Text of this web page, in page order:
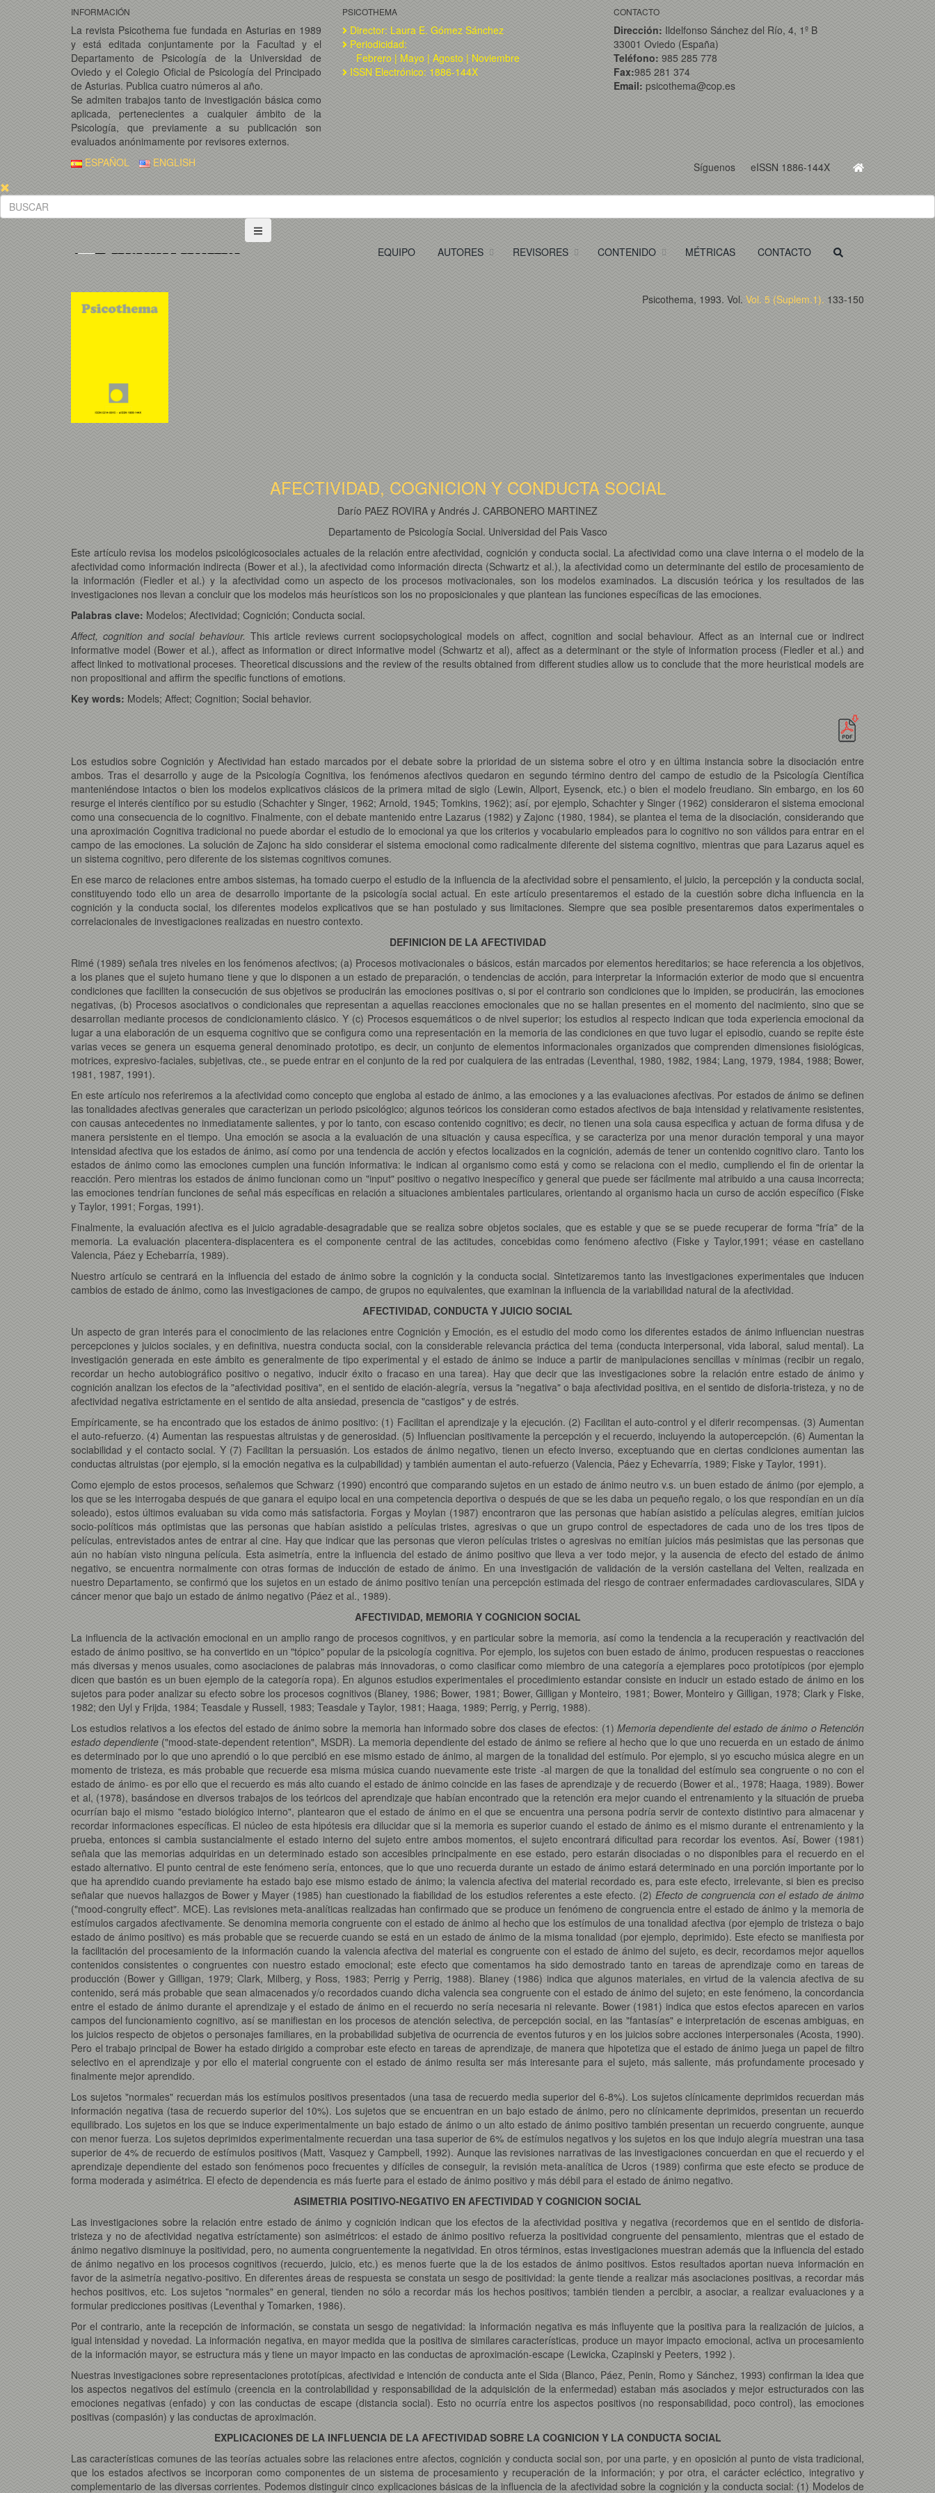
INFORMACIÓN
La revista Psicothema fue fundada en Asturias en 1989
y está editada conjuntamente por la Facultad y el
Departamento de Psicología de la Universidad de
Oviedo y el Colegio Oficial de Psicología del Principado
de Asturias. Publica cuatro números al año.
Se admiten trabajos tanto de investigación básica como
aplicada, pertenecientes a cualquier ámbito de la
Psicología, que previamente a su publicación son
evaluados anónimamente por revisores externos.
PSICOTHEMA
Director: Laura E. Gómez Sánchez
Periodicidad:
Febrero | Mayo | Agosto | Noviembre
ISSN Electrónico: 1886-144X
CONTACTO
Dirección: Ildelfonso Sánchez del Río, 4, 1º B
33001 Oviedo (España)
Teléfono: 985 285 778
Fax:985 281 374
Email: psicothema@cop.es
Síguenos eISSN 1886-144X
ESPAÑOL ENGLISH
EQUIPO AUTORES REVISORES CONTENIDO MÉTRICAS CONTACTO
Psicothema, 1993. Vol. Vol. 5 (Suplem.1). 133-150
AFECTIVIDAD, COGNICION Y CONDUCTA SOCIAL
Darío PAEZ ROVIRA y Andrés J. CARBONERO MARTINEZ
Departamento de Psicología Social. Universidad del Pais Vasco
Este artículo revisa los modelos psicológicosociales actuales de la relación entre afectividad, cognición y conducta social. La afectividad como una clave interna o el modelo de la
afectividad como información indirecta (Bower et al.), la afectividad como información directa (Schwartz et al.), la afectividad como un determinante del estilo de procesamiento de
la información (Fiedler et al.) y la afectividad como un aspecto de los procesos motivacionales, son los modelos examinados. La discusión teórica y los resultados de las
investigaciones nos llevan a concluir que los modelos más heurísticos son los no proposicionales y que plantean las funciones específicas de las emociones.
Palabras clave: Modelos; Afectividad; Cognición; Conducta social.
Affect, cognition and social behaviour. This article reviews current sociopsychological models on affect, cognition and social behaviour. Affect as an internal cue or indirect
informative model (Bower et al.), affect as information or direct informative model (Schwartz et al), affect as a determinant or the style of information process (Fiedler et al.) and
affect linked to motivational proceses. Theoretical discussions and the review of the results obtained from different studies allow us to conclude that the more heuristical models are
non propositional and affirm the specific functions of emotions.
Key words: Models; Affect; Cognition; Social behavior.
Los estudios sobre Cognición y Afectividad han estado marcados por el debate sobre la prioridad de un sistema sobre el otro y en última instancia sobre la disociación entre
ambos. Tras el desarrollo y auge de la Psicología Cognitiva, los fenómenos afectivos quedaron en segundo término dentro del campo de estudio de la Psicología Científica
manteniéndose intactos o bien los modelos explicativos clásicos de la primera mitad de siglo (Lewin, Allport, Eysenck, etc.) o bien el modelo freudiano. Sin embargo, en los 60
resurge el interés científico por su estudio (Schachter y Singer, 1962; Arnold, 1945; Tomkins, 1962); así, por ejemplo, Schachter y Singer (1962) consideraron el sistema emocional
como una consecuencia de lo cognitivo. Finalmente, con el debate mantenido entre Lazarus (1982) y Zajonc (1980, 1984), se plantea el tema de la disociación, considerando que
una aproximación Cognitiva tradicional no puede abordar el estudio de lo emocional ya que los criterios y vocabulario empleados para lo cognitivo no son válidos para entrar en el
campo de las emociones. La solución de Zajonc ha sido considerar el sistema emocional como radicalmente diferente del sistema cognitivo, mientras que para Lazarus aquel es
un sistema cognitivo, pero diferente de los sistemas cognitivos comunes.
En ese marco de relaciones entre ambos sistemas, ha tomado cuerpo el estudio de la influencia de la afectividad sobre el pensamiento, el juicio, la percepción y la conducta social,
constituyendo todo ello un area de desarrollo importante de la psicología social actual. En este artículo presentaremos el estado de la cuestión sobre dicha influencia en la
cognición y la conducta social, los diferentes modelos explicativos que se han postulado y sus limitaciones. Siempre que sea posible presentaremos datos experimentales o
correlacionales de investigaciones realizadas en nuestro contexto.
DEFINICION DE LA AFECTIVIDAD
Rimé (1989) señala tres niveles en los fenómenos afectivos; (a) Procesos motivacionales o básicos, están marcados por elementos hereditarios; se hace referencia a los objetivos,
a los planes que el sujeto humano tiene y que lo disponen a un estado de preparación, o tendencias de acción, para interpretar la información exterior de modo que si encuentra
condiciones que faciliten la consecución de sus objetivos se producirán las emociones positivas o, si por el contrario son condiciones que lo impiden, se producirán, las emociones
negativas, (b) Procesos asociativos o condicionales que representan a aquellas reacciones emocionales que no se hallan presentes en el momento del nacimiento, sino que se
desarrollan mediante procesos de condicionamiento clásico. Y (c) Procesos esquemáticos o de nivel superior; los estudios al respecto indican que toda experiencia emocional da
lugar a una elaboración de un esquema cognitivo que se configura como una representación en la memoria de las condiciones en que tuvo lugar el episodio, cuando se repite éste
varias veces se genera un esquema general denominado prototipo, es decir, un conjunto de elementos informacionales organizados que comprenden dimensiones fisiológicas,
motrices, expresivo-faciales, subjetivas, cte., se puede entrar en el conjunto de la red por cualquiera de las entradas (Leventhal, 1980, 1982, 1984; Lang, 1979, 1984, 1988; Bower,
1981, 1987, 1991).
En este artículo nos referiremos a la afectividad como concepto que engloba al estado de ánimo, a las emociones y a las evaluaciones afectivas. Por estados de ánimo se definen
las tonalidades afectivas generales que caracterizan un periodo psicológico; algunos teóricos los consideran como estados afectivos de baja intensidad y relativamente resistentes,
con causas antecedentes no inmediatamente salientes, y por lo tanto, con escaso contenido cognitivo; es decir, no tienen una sola causa especifica y actuan de forma difusa y de
manera persistente en el tiempo. Una emoción se asocia a la evaluación de una situación y causa específica, y se caracteriza por una menor duración temporal y una mayor
intensidad afectiva que los estados de ánimo, así como por una tendencia de acción y efectos localizados en la cognición, además de tener un contenido cognitivo claro. Tanto los
estados de ánimo como las emociones cumplen una función informativa: le indican al organismo como está y como se relaciona con el medio, cumpliendo el fin de orientar la
reacción. Pero mientras los estados de ánimo funcionan como un "input" positivo o negativo inespecífico y general que puede ser fácilmente mal atribuido a una causa incorrecta;
las emociones tendrían funciones de señal más específicas en relación a situaciones ambientales particulares, orientando al organismo hacia un curso de acción específico (Fiske
y Taylor, 1991; Forgas, 1991).
Finalmente, la evaluación afectiva es el juicio agradable-desagradable que se realiza sobre objetos sociales, que es estable y que se se puede recuperar de forma "fría" de la
memoria. La evaluación placentera-displacentera es el componente central de las actitudes, concebidas como fenómeno afectivo (Fiske y Taylor,1991; véase en castellano
Valencia, Páez y Echebarría, 1989).
Nuestro artículo se centrará en la influencia del estado de ánimo sobre la cognición y la conducta social. Sintetizaremos tanto las investigaciones experimentales que inducen
cambios de estado de ánimo, como las investigaciones de campo, de grupos no equivalentes, que examinan la influencia de la variabilidad natural de la afectividad.
AFECTIVIDAD, CONDUCTA Y JUICIO SOCIAL
Un aspecto de gran interés para el conocimiento de las relaciones entre Cognición y Emoción, es el estudio del modo como los diferentes estados de ánimo influencian nuestras
percepciones y juicios sociales, y en definitiva, nuestra conducta social, con la considerable relevancia práctica del tema (conducta interpersonal, vida laboral, salud mental). La
investigación generada en este ámbito es generalmente de tipo experimental y el estado de ánimo se induce a partir de manipulaciones sencillas v mínimas (recibir un regalo,
recordar un hecho autobiográfico positivo o negativo, inducir éxito o fracaso en una tarea). Hay que decir que las investigaciones sobre la relación entre estado de ánimo y
cognición analizan los efectos de la "afectividad positiva", en el sentido de elación-alegría, versus la "negativa" o baja afectividad positiva, en el sentido de disforia-tristeza, y no de
afectividad negativa estrictamente en el sentido de alta ansiedad, presencia de "castigos" y de estrés.
Empíricamente, se ha encontrado que los estados de ánimo positivo: (1) Facilitan el aprendizaje y la ejecución. (2) Facilitan el auto-control y el diferir recompensas. (3) Aumentan
el auto-refuerzo. (4) Aumentan las respuestas altruistas y de generosidad. (5) Influencian positivamente la percepción y el recuerdo, incluyendo la autopercepción. (6) Aumentan la
sociabilidad y el contacto social. Y (7) Facilitan la persuasión. Los estados de ánimo negativo, tienen un efecto inverso, exceptuando que en ciertas condiciones aumentan las
conductas altruistas (por ejemplo, si la emoción negativa es la culpabilidad) y también aumentan el auto-refuerzo (Valencia, Páez y Echevarría, 1989; Fiske y Taylor, 1991).
Como ejemplo de estos procesos, señalemos que Schwarz (1990) encontró que comparando sujetos en un estado de ánimo neutro v.s. un buen estado de ánimo (por ejemplo, a
los que se les interrogaba después de que ganara el equipo local en una competencia deportiva o después de que se les daba un pequeño regalo, o los que respondían en un día
soleado), estos últimos evaluaban su vida como más satisfactoria. Forgas y Moylan (1987) encontraron que las personas que habían asistido a películas alegres, emitían juicios
socio-políticos más optimistas que las personas que habían asistido a películas tristes, agresivas o que un grupo control de espectadores de cada uno de los tres tipos de
películas, entrevistados antes de entrar al cine. Hay que indicar que las personas que vieron películas tristes o agresivas no emitían juicios más pesimistas que las personas que
aún no habían visto ninguna película. Esta asimetría, entre la influencia del estado de ánimo positivo que lleva a ver todo mejor, y la ausencia de efecto del estado de ánimo
negativo, se encuentra normalmente con otras formas de inducción de estado de ánimo. En una investigación de validación de la versión castellana del Velten, realizada en
nuestro Departamento, se confirmó que los sujetos en un estado de ánimo positivo tenían una percepción estimada del riesgo de contraer enfermadades cardiovasculares, SIDA y
cáncer menor que bajo un estado de ánimo negativo (Páez et al., 1989).
AFECTIVIDAD, MEMORIA Y COGNICION SOCIAL
La influencia de la activación emocional en un amplio rango de procesos cognitivos, y en particular sobre la memoria, así como la tendencia a la recuperación y reactivación del
estado de ánimo positivo, se ha convertido en un "tópico" popular de la psicología cognitiva. Por ejemplo, los sujetos con buen estado de ánimo, producen respuestas o reacciones
más diversas y menos usuales, como asociaciones de palabras más innovadoras, o como clasificar como miembro de una categoría a ejemplares poco prototípicos (por ejemplo
dicen que bastón es un buen ejemplo de la categoría ropa). En algunos estudios experimentales el procedimiento estandar consiste en inducir un estado estado de ánimo en los
sujetos para poder analizar su efecto sobre los procesos cognitivos (Blaney, 1986; Bower, 1981; Bower, Gilligan y Monteiro, 1981; Bower, Monteiro y Gilligan, 1978; Clark y Fiske,
1982; den Uyl y Frijda, 1984; Teasdale y Russell, 1983; Teasdale y Taylor, 1981; Haaga, 1989; Perrig, y Perrig, 1988).
Los estudios relativos a los efectos del estado de ánimo sobre la memoria han informado sobre dos clases de efectos: (1) Memoria dependiente del estado de ánimo o Retención
estado dependiente ("mood-state-dependent retention", MSDR). La memoria dependiente del estado de ánimo se refiere al hecho que lo que uno recuerda en un estado de ánimo
es determinado por lo que uno aprendió o lo que percibió en ese mismo estado de ánimo, al margen de la tonalidad del estímulo. Por ejemplo, si yo escucho música alegre en un
momento de tristeza, es más probable que recuerde esa misma música cuando nuevamente este triste -al margen de que la tonalidad del estímulo sea congruente o no con el
estado de ánimo- es por ello que el recuerdo es más alto cuando el estado de ánimo coincide en las fases de aprendizaje y de recuerdo (Bower et al., 1978; Haaga, 1989). Bower
et al, (1978), basándose en diversos trabajos de los teóricos del aprendizaje que habían encontrado que la retención era mejor cuando el entrenamiento y la situación de prueba
ocurrían bajo el mismo "estado biológico interno", plantearon que el estado de ánimo en el que se encuentra una persona podría servir de contexto distintivo para almacenar y
recordar informaciones específicas. El núcleo de esta hipótesis era dilucidar que si la memoria es superior cuando el estado de ánimo es el mismo durante el entrenamiento y la
prueba, entonces si cambia sustancialmente el estado interno del sujeto entre ambos momentos, el sujeto encontrará dificultad para recordar los eventos. Así, Bower (1981)
señala que las memorias adquiridas en un determinado estado son accesibles principalmente en ese estado, pero estarán disociadas o no disponibles para el recuerdo en el
estado alternativo. El punto central de este fenómeno sería, entonces, que lo que uno recuerda durante un estado de ánimo estará determinado en una porción importante por lo
que ha aprendido cuando previamente ha estado bajo ese mismo estado de ánimo; la valencia afectiva del material recordado es, para este efecto, irrelevante, si bien es preciso
señalar que nuevos hallazgos de Bower y Mayer (1985) han cuestionado la fiabilidad de los estudios referentes a este efecto. (2) Efecto de congruencia con el estado de ánimo
("mood-congruity effect". MCE). Las revisiones meta-analíticas realizadas han confirmado que se produce un fenómeno de congruencia entre el estado de ánimo y la memoria de
estímulos cargados afectivamente. Se denomina memoria congruente con el estado de ánimo al hecho que los estímulos de una tonalidad afectiva (por ejemplo de tristeza o bajo
estado de ánimo positivo) es más probable que se recuerde cuando se está en un estado de ánimo de la misma tonalidad (por ejemplo, deprimido). Este efecto se manifiesta por
la facilitación del procesamiento de la información cuando la valencia afectiva del material es congruente con el estado de ánimo del sujeto, es decir, recordamos mejor aquellos
contenidos consistentes o congruentes con nuestro estado emocional; este efecto que comentamos ha sido demostrado tanto en tareas de aprendizaje como en tareas de
producción (Bower y Gilligan, 1979; Clark, Milberg, y Ross, 1983; Perrig y Perrig, 1988). Blaney (1986) indica que algunos materiales, en virtud de la valencia afectiva de su
contenido, será más probable que sean almacenados y/o recordados cuando dicha valencia sea congruente con el estado de ánimo del sujeto; en este fenómeno, la concordancia
entre el estado de ánimo durante el aprendizaje y el estado de ánimo en el recuerdo no sería necesaria ni relevante. Bower (1981) indica que estos efectos aparecen en varios
campos del funcionamiento cognitivo, así se manifiestan en los procesos de atención selectiva, de percepción social, en las "fantasías" e interpretación de escenas ambiguas, en
los juicios respecto de objetos o personajes familiares, en la probabilidad subjetiva de ocurrencia de eventos futuros y en los juicios sobre acciones interpersonales (Acosta, 1990).
Pero el trabajo principal de Bower ha estado dirigido a comprobar este efecto en tareas de aprendizaje, de manera que hipotetiza que el estado de ánimo juega un papel de filtro
selectivo en el aprendizaje y por ello el material congruente con el estado de ánimo resulta ser más interesante para el sujeto, más saliente, más profundamente procesado y
finalmente mejor aprendido.
Los sujetos "normales" recuerdan más los estímulos positivos presentados (una tasa de recuerdo media superior del 6-8%). Los sujetos clínicamente deprimidos recuerdan más
información negativa (tasa de recuerdo superior del 10%). Los sujetos que se encuentran en un bajo estado de ánimo, pero no clínicamente deprimidos, presentan un recuerdo
equilibrado. Los sujetos en los que se induce experimentalmente un bajo estado de ánimo o un alto estado de ánimo positivo también presentan un recuerdo congruente, aunque
con menor fuerza. Los sujetos deprimidos experimentalmente recuerdan una tasa superior de 6% de estímulos negativos y los sujetos en los que indujo alegría muestran una tasa
superior de 4% de recuerdo de estímulos positivos (Matt, Vasquez y Campbell, 1992). Aunque las revisiones narrativas de las investigaciones concuerdan en que el recuerdo y el
aprendizaje dependiente del estado son fenómenos poco frecuentes y difíciles de conseguir, la revisión meta-analítica de Ucros (1989) confirma que este efecto se produce de
forma moderada y asimétrica. El efecto de dependencia es más fuerte para el estado de ánimo positivo y más débil para el estado de ánimo negativo.
ASIMETRIA POSITIVO-NEGATIVO EN AFECTIVIDAD Y COGNICION SOCIAL
Las investigaciones sobre la relación entre estado de ánimo y cognición indican que los efectos de la afectividad positiva y negativa (recordemos que en el sentido de disforia-
tristeza y no de afectividad negativa estríctamente) son asimétricos: el estado de ánimo positivo refuerza la positividad congruente del pensamiento, mientras que el estado de
ánimo negativo disminuye la positividad, pero, no aumenta congruentemente la negatividad. En otros términos, estas investigaciones muestran además que la influencia del estado
de ánimo negativo en los procesos cognitivos (recuerdo, juicio, etc.) es menos fuerte que la de los estados de ánimo positivos. Estos resultados aportan nueva información en
favor de la asimetría negativo-positivo. En diferentes áreas de respuesta se constata un sesgo de positividad: la gente tiende a realizar más asociaciones positivas, a recordar más
hechos positivos, etc. Los sujetos "normales" en general, tienden no sólo a recordar más los hechos positivos; también tienden a percibir, a asociar, a realizar evaluaciones y a
formular predicciones positivas (Leventhal y Tomarken, 1986).
Por el contrario, ante la recepción de información, se constata un sesgo de negatividad: la información negativa es más influyente que la positiva para la realización de juicios, a
igual intensidad y novedad. La información negativa, en mayor medida que la positiva de similares características, produce un mayor impacto emocional, activa un procesamiento
de la información mayor, se estructura más y tiene un mayor impacto en las conductas de aproximación-escape (Lewicka, Czapinski y Peeters, 1992 ).
Nuestras investigaciones sobre representaciones prototípicas, afectividad e intención de conducta ante el Sida (Blanco, Páez, Penin, Romo y Sánchez, 1993) confirman la idea que
los aspectos negativos del estímulo (creencia en la controlabilidad y responsabilidad de la adquisición de la enfermedad) estaban más asociados y mejor estructurados con las
emociones negativas (enfado) y con las conductas de escape (distancia social). Esto no ocurría entre los aspectos positivos (no responsabilidad, poco control), las emociones
positivas (compasión) y las conductas de aproximación.
EXPLICACIONES DE LA INFLUENCIA DE LA AFECTIVIDAD SOBRE LA COGNICION Y LA CONDUCTA SOCIAL
Las características comunes de las teorías actuales sobre las relaciones entre afectos, cognición y conducta social son, por una parte, y en oposición al punto de vista tradicional,
que los estados afectivos se incorporan como componentes de un sistema de procesamiento y recuperación de la información; y por otra, el carácter ecléctico, integrativo y
complementario de las diversas corrientes. Podemos distinguir cinco explicaciones básicas de la influencia de la afectividad sobre la cognición y la conducta social: (1) Modelos de